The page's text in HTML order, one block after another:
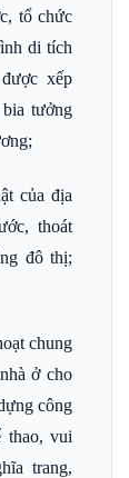
tổ chức
di tích
xếp
tưởng
của địa
thoát
đô thị;
chung
ở cho
công
thao, vui
trang,